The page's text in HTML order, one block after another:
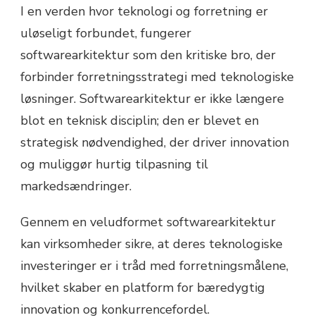
I en verden hvor teknologi og forretning er
uløseligt forbundet, fungerer
softwarearkitektur som den kritiske bro, der
forbinder forretningsstrategi med teknologiske
løsninger. Softwarearkitektur er ikke længere
blot en teknisk disciplin; den er blevet en
strategisk nødvendighed, der driver innovation
og muliggør hurtig tilpasning til
markedsændringer.
Gennem en veludformet softwarearkitektur
kan virksomheder sikre, at deres teknologiske
investeringer er i tråd med forretningsmålene,
hvilket skaber en platform for bæredygtig
innovation og konkurrencefordel.